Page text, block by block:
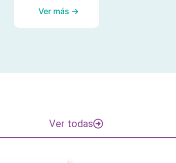
Ver más →
Ver todas